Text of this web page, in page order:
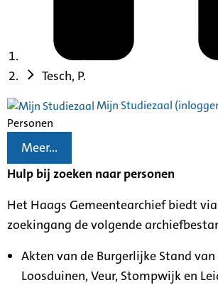
Tesch, P.
Mijn Studiezaal
Personen
Meer...
Hulp bij zoeken naar personen
Het Haags Gemeentearchief biedt
zoekingang de volgende
Akten van de Burgerlijke Stand van
Loosduinen, Veur, Stompwijk en